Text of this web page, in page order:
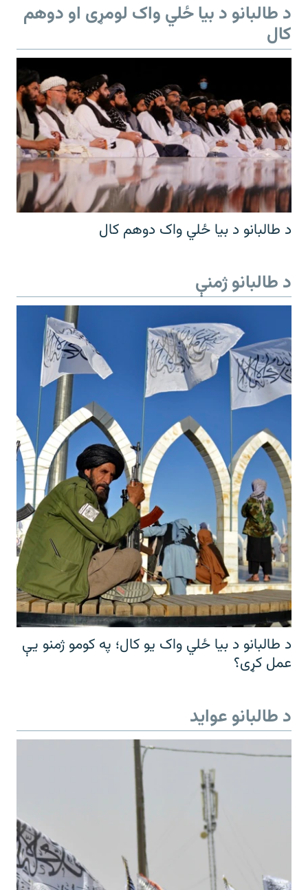
720p
1080p
د طالبانو د بیا ځلي واک لومړی او دوهم
کال
د طالبانو د بیا ځلي واک دوهم کال
د طالبانو ژمنې
د طالبانو د بیا ځلي واک یو کال؛ په کومو ژمنو یې
عمل کړی؟
د طالبانو عواید